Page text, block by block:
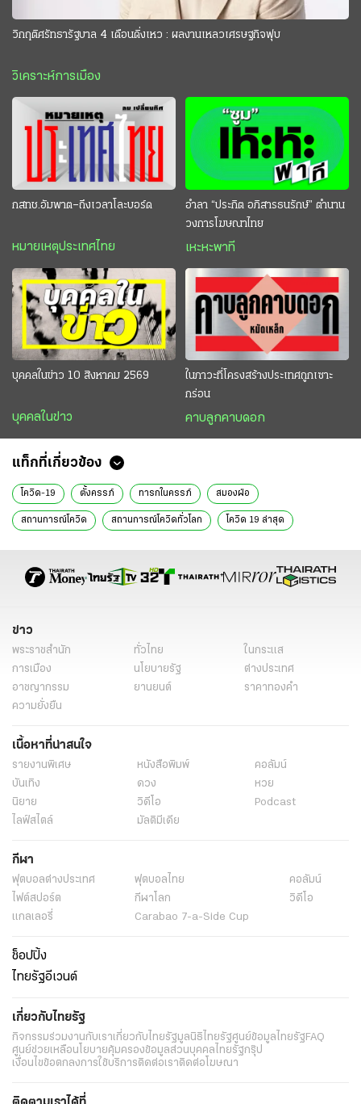
วิกฤติศรัทธารัฐบาล 4 เดือนดิ่งเหว : ผลงานเหลวเศรษฐกิจฟุบ
วิเคราะห์การเมือง
กสทช.อัมพาต–ถึงเวลาโละบอร์ด
หมายเหตุประเทศไทย
อำลา “ประกิต อภิสารธนรักษ์” ตำนาน
วงการโฆษณาไทย
เหะหะพาที
บุคคลในข่าว 10 สิงหาคม 2569
บุคคลในข่าว
ในภาวะที่โครงสร้างประเทศถูกเซาะ
กร่อน
คาบลูกคาบดอก
แท็กที่เกี่ยวข้อง
โควิด-19 ตั้งครรภ์ ทารกในครรภ์ สมองฝ่อ
สถานการณ์โควิด สถานการณ์โควิดทั่วโลก โควิด 19 ล่าสุด
ข่าวต่างประเทศวันนี้ ข่าวต่างประเทศ ไทยรัฐ
ข่าว
พระราชสำนัก ทั่วไทย
ในกระแส
การเมือง
นโยบายรัฐ
ต่างประเทศ
อาชญากรรม
ยานยนต์
ราคาทองคำ
ความยั่งยืน
เนื้อหาที่น่าสนใจ
รายงานพิเศษ หนังสือพิมพ์
คอลัมน์
บันเทิง
ดวง
หวย
นิยาย
วิดีโอ
Podcast
ไลฟ์สไตล์
มัลติมีเดีย
กีฬา
ฟุตบอลต่่างประเทศ ฟุตบอลไทย
คอลัมน์
ไฟต์สปอร์ต
กีฬาโลก
วิดีโอ
แกลเลอรี่
Carabao 7-a-Side Cup
ช็อปปิ้ง
ไทยรัฐอีเวนต์
เกี่ยวกับไทยรัฐ
กิจกรรมร่วมงานกับเราเกี่ยวกับไทยรัฐมูลนิธิไทยรัฐศูนย์ข้อมูลไทยรัฐFAQ
ศูนย์ช่วยเหลือนโยบายคุ้มครองข้อมูลส่วนบุคคลไทยรัฐกรุ๊ป
เงื่อนไขข้อตกลงการใช้บริการติดต่อเราติดต่อโฆษณา